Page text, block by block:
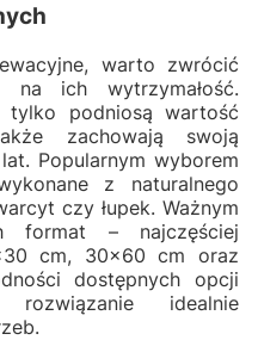
warto zwrócić
na ich wytrzymałość.
tylko podniosą wartość
zachowają swoją
Popularnym wyborem
z naturalnego
czy łupek. Ważnym
format – najczęściej
cm, 30x60 cm oraz
dostępnych opcji
idealnie